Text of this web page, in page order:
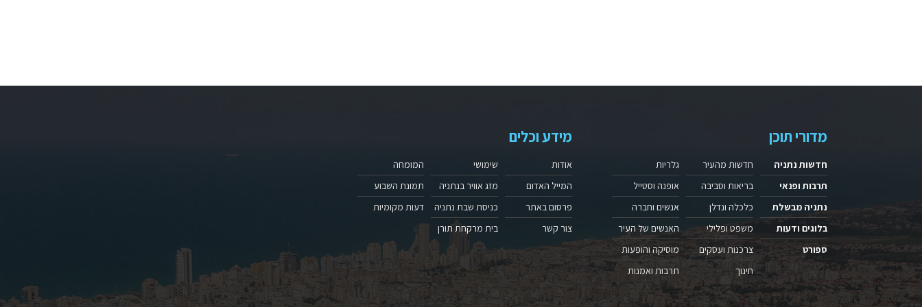
מדורי תוכן
חדשות נתניה
תרבות ופנאי
נתניה מבשלת
בלוגים ודעות
ספורט
חדשות מהעיר
בריאות וסביבה
כלכלה ונדלן
משפט ופלילי
צרכנות ועסקים
חינוך
גלריות
אופנה וסטייל
אנשים וחברה
האנשים של העיר
מוסיקה והופעות
תרבות ואמנות
מידע וכלים
אודות
המייל האדום
פרסום באתר
צור קשר
שימושי
מזג אוויר בנתניה
כניסת שבת נתניה
בית מרקחת תורן
המומחה
תמונת השבוע
דעות מקומיות